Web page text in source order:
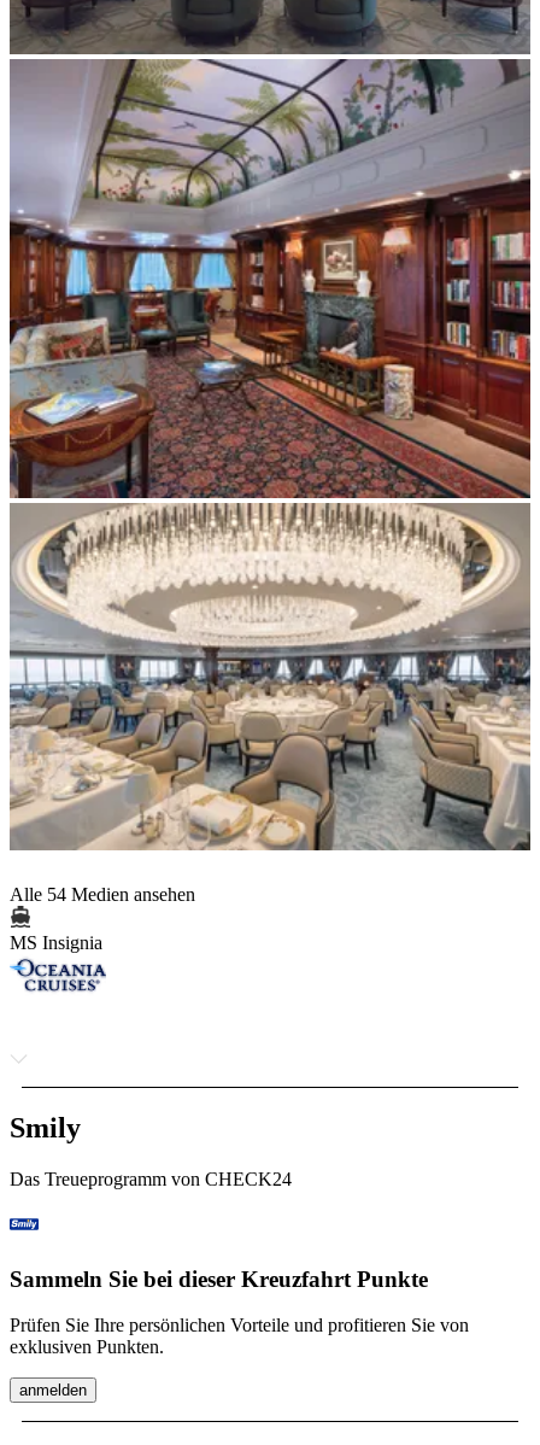
Alle 54 Medien ansehen
MS Insignia
Smily
Das Treueprogramm von CHECK24
Sammeln Sie bei dieser Kreuzfahrt Punkte
Prüfen Sie Ihre persönlichen Vorteile und profitieren Sie von
exklusiven Punkten.
anmelden